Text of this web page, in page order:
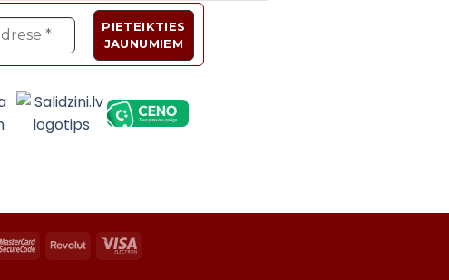
MasterCard
RevolutVisa